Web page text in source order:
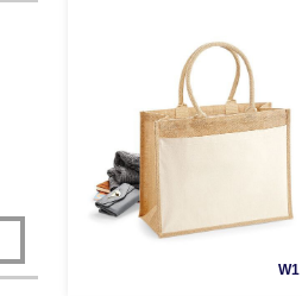
W1